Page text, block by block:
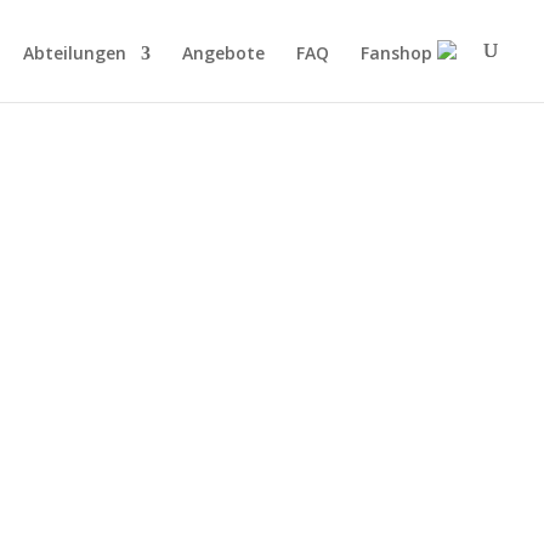
Abteilungen Angebote FAQ Fanshop